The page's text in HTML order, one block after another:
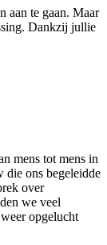
aan te gaan. Maar
Dankzij jullie
mens tot mens in
die ons begeleidde
over
we veel
opgelucht